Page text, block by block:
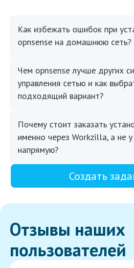
Как избежать ошибок при
opnsense на домашнюю сеть?
Чем opnsense лучше других
управления сетью и как
подходящий вариант?
Почему стоит заказать
именно через Workzilla, а не у
напрямую?
Создать
Отзывы наших
пользователей